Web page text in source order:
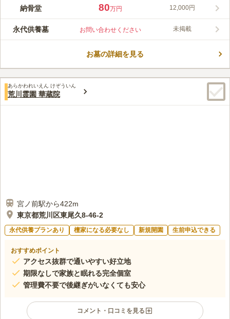
最寄り駅は「田端駅」で、駐車場も完備しているのでアクセスが
く、またバリアフリー設備となっていているので、どなたでも不
便を感じることなくご利用いただけるようになっています。 建
金色の絢爛な拝壇が魅力的です。
みんなの評価
4.2 口コミ1件
50代女性
駅に近く、駅周辺には買い物をする場所や食事をする場所も沢山
あって便利であり、その割には騒々しくはなく、静かなところです。屋内
にあるので、雨の日でも気にせず参拝することができます。
納骨堂 80万円 12,000円
永代供養墓 お問い合わせください 未掲載
お墓の詳細を見る
あらかわれいえん けぞういん
荒川霊園 華蔵院
宮ノ前駅から422m
東京都荒川区東尾久8-46-2
永代供養プランあり 檀家になる必要なし 新規開園 生前申込できる
おすすめポイント
アクセス抜群で通いやすい好立地
期限なしで家族と眠れる完全個室
管理費不要で後継ぎがいなくても安心
コメント・口コミを見る